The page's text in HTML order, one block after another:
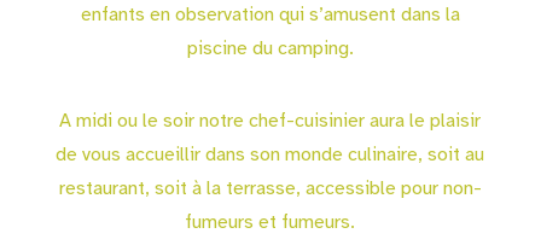
enfants en observation qui s’amusent dans la
piscine du camping.
A midi ou le soir notre chef-cuisinier aura le plaisir
de vous accueillir dans son monde culinaire, soit au
restaurant, soit à la terrasse, accessible pour non-
fumeurs et fumeurs.